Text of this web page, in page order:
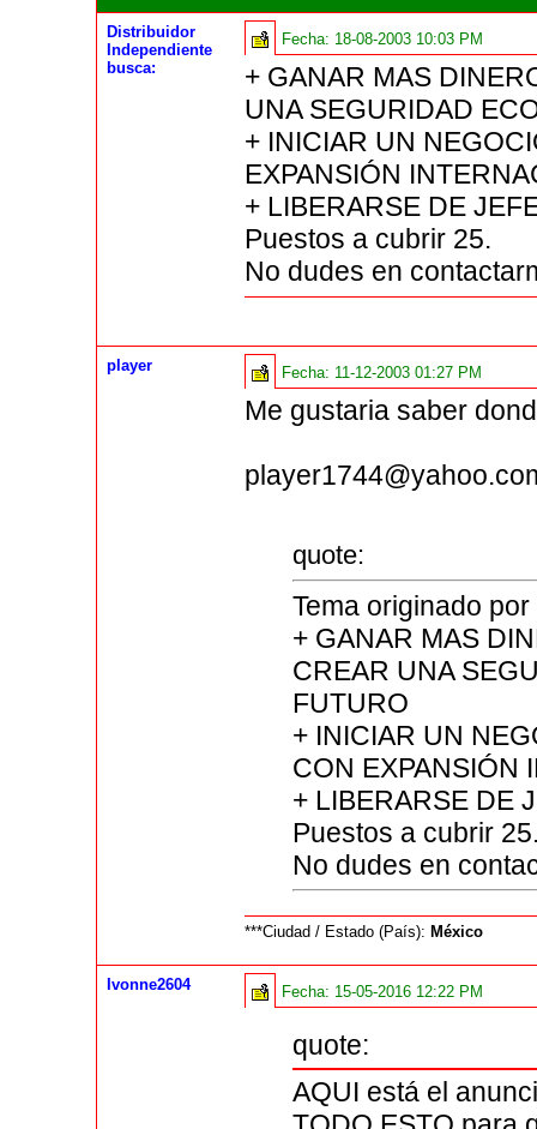
Distribuidor
Independiente
busca:
Fecha: 18-08-2003 10:03 PM
+ GANAR MAS
UNA SEGURIDAD
+ INICIAR UN
EXPANSIÓN
+ LIBERARSE DE
Puestos a cubrir 25.
No dudes en
player Fecha: 11-12-2003 01:27 PM
Me gustaria saber
quote:
Tema originado
+ GANAR MAS
CREAR UNA
FUTURO
+ INICIAR UN
CON EXPANSIÓN
+ LIBERARSE DE
Puestos a cubrir
No dudes en
***Ciudad / Estado (País): México
Ivonne2604 Fecha: 15-05-2016 12:22 PM
quote:
AQUI está el